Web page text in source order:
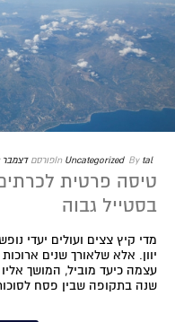
By tal
In Uncategorized פורסם דצמבר 9, 2019
טיסה פרטית
בסטייל גבוה
מדי קיץ צצים ועולים יעדי
יוון. אלא שלאורך שנים
עצמה כיעד מוביל, המושך
שנה בתקופה שבין פסח